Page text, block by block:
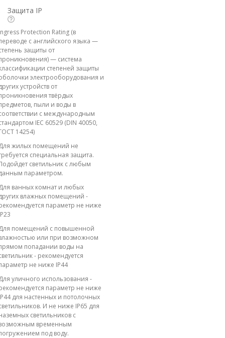
Защита IP
Protection Rating (в
с английского языка —
защиты от
— система
степеней защиты
электрооборудования и
устройств от
твёрдых
пыли и воды в
с международным
IEC 60529 (DIN 40050,
14254)
жилых помещений не
специальная защита.
светильник с любым
параметром.
ванных комнат и любых
влажных помещений -
параметр не ниже
помещений с повышенной
или при возможном
попадании воды на
- рекомендуется
не ниже IP44
уличного использования -
параметр не ниже
для настенных и потолочных
И не ниже IP65 для
светильников с
временным
под воду.